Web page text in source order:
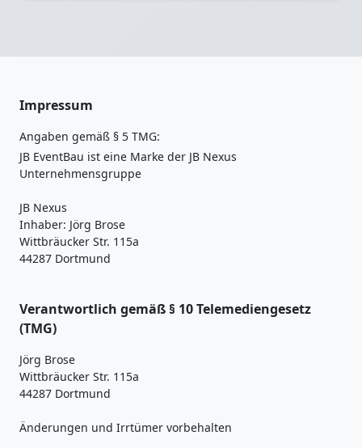
Impressum
Angaben gemäß § 5 TMG:
JB EventBau ist eine Marke der JB Nexus
Unternehmensgruppe
JB Nexus
Inhaber: Jörg Brose
Wittbräucker Str. 115a
44287 Dortmund
Verantwortlich gemäß § 10 Telemediengesetz
(TMG)
Jörg Brose
Wittbräucker Str. 115a
44287 Dortmund
Änderungen und Irrtümer vorbehalten